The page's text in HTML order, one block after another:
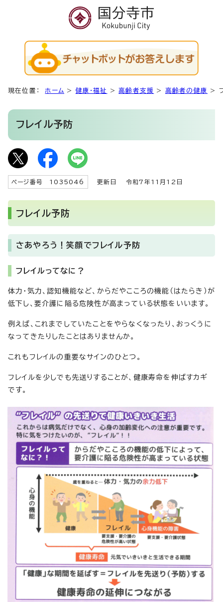
現在位置： ホーム > 健康・福祉 >高齢者支援 > 高齢者の健康 >
フレイル予防
ページ番号 1035046 更新日 令和7年11月12日
フレイル予防
さあやろう！笑顔でフレイル予防
フレイルってなに？
体力・気力、認知機能など、からだやこころの機能（はたらき）が
低下し、要介護に陥る危険性が高まっている状態をいいます。
例えば、これまでしていたことをやらなくなったり、おっくうに
なってきたりしたことはありませんか。
これもフレイルの重要なサインのひとつ。
フレイルを少しでも先送りすることが、健康寿命を伸ばすカギ
です。